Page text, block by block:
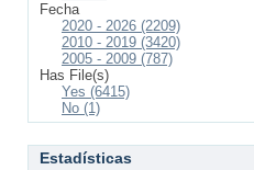
Fecha
2020 - 2026 (2209)
2010 - 2019 (3420)
2005 - 2009 (787)
Has File(s)
Yes (6415)
No (1)
Estadísticas